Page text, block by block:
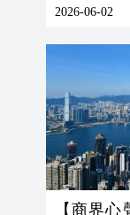
2026-06-02
【商界